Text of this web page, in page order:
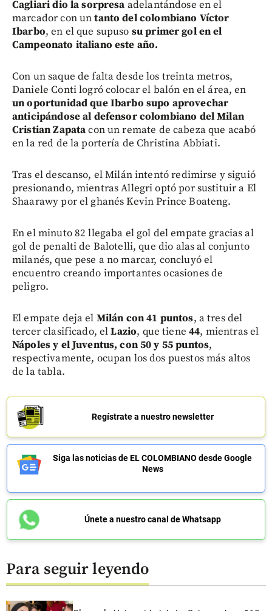
Cagliari dio la sorpresa adelantándose en el
marcador con untanto del colombiano Víctor
Ibarbo, en el que supuso su primer gol en el
Campeonato italiano este año.
Con un saque de falta desde los treinta metros,
Daniele Conti logró colocar el balón en el área, en
un oportunidad que Ibarbo supo aprovechar
anticipándose al defensor colombiano del Milan
Cristian Zapatacon un remate de cabeza que acabó
en la red de la portería de Christina Abbiati.
Tras el descanso, el Milán intentó redimirse y siguió
presionando, mientras Allegri optó por sustituir a El
Shaarawy por el ghanés Kevin Prince Boateng.
En el minuto 82 llegaba el gol del empate gracias al
gol de penalti de Balotelli, que dio alas al conjunto
milanés, que pese a no marcar, concluyó el
encuentro creando importantes ocasiones de
peligro.
El empate deja el Milán con 41 puntos, a tres del
tercer clasificado, elLazio, que tiene44, mientras el
Nápoles y el Juventus, con 50 y 55 puntos,
respectivamente, ocupan los dos puestos más altos
de la tabla.
Regístrate a nuestro newsletter
Siga las noticias de EL COLOMBIANO desde Google
News
Únete a nuestro canal de Whatsapp
Para seguir leyendo